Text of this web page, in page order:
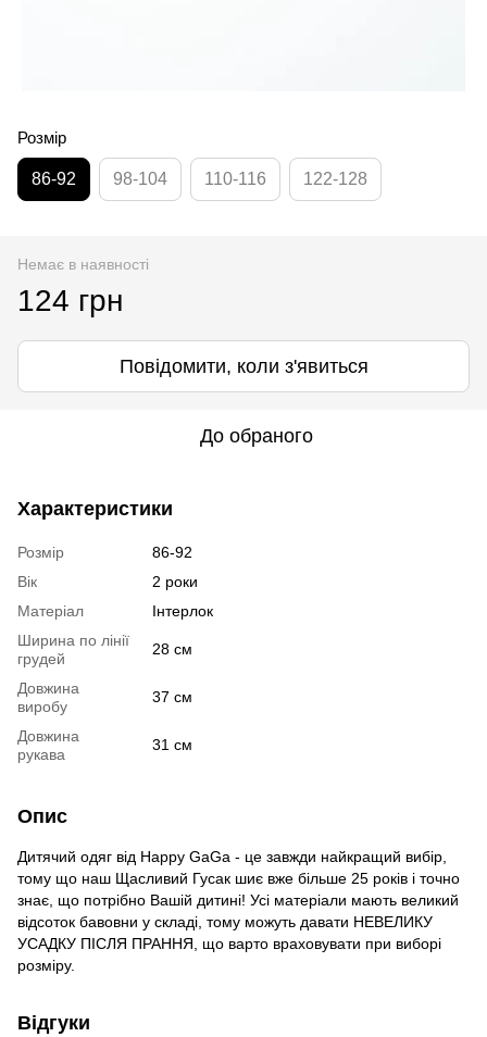
Розмір
86-92 98-104 110-116 122-128
Немає в наявності
124 грн
Повідомити, коли з'явиться
До обраного
Характеристики
Розмір
86-92
Вік
2 роки
Матеріал
Інтерлок
Ширина по лінії
грудей
28 см
Довжина
виробу
37 см
Довжина
рукава
31 см
Опис
Дитячий одяг від Happy GaGa - це завжди найкращий вибір,
тому що наш Щасливий Гусак шиє вже більше 25 років і точно
знає, що потрібно Вашій дитині! Усі матеріали мають великий
відсоток бавовни у складі, тому можуть давати НЕВЕЛИКУ
УСАДКУ ПІСЛЯ ПРАННЯ, що варто враховувати при виборі
розміру.
Відгуки